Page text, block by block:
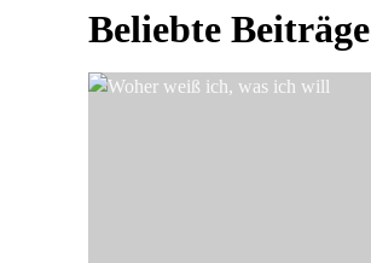
Beliebte Beiträge